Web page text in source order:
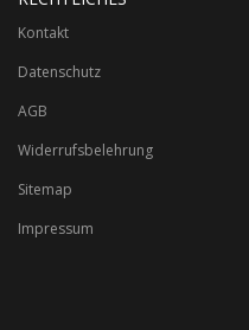
Kontakt
Datenschutz
AGB
Widerrufsbelehrung
Sitemap
Impressum